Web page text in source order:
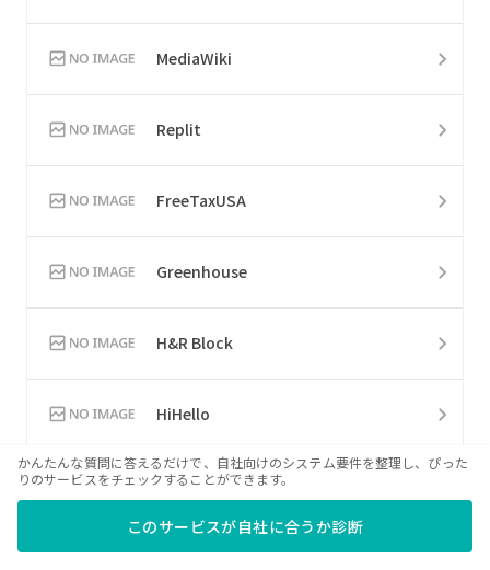
MediaWiki
Replit
FreeTaxUSA
Greenhouse
H&R Block
HiHello
MadCap Flare
Nintex
かんたんな質問に答えるだけで、自社向けのシステム要件を整理し、ぴった
りのサービスをチェックすることができます。
このサービスが自社に合うか診断